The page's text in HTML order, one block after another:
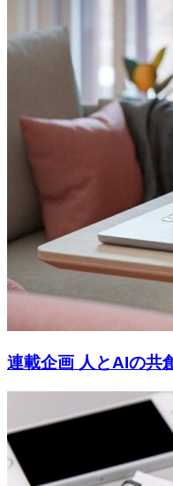
連載企画 人とAIの共